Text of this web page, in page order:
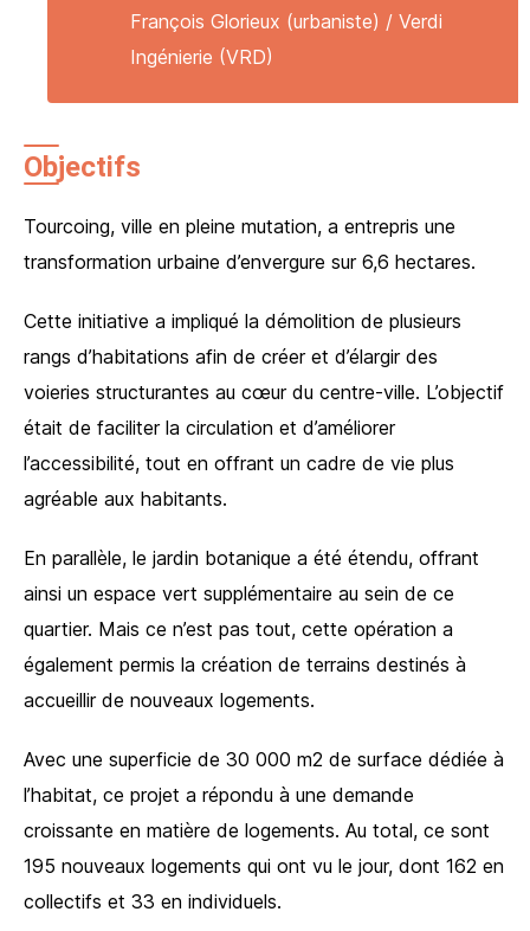
François Glorieux (urbaniste) / Verdi
Ingénierie (VRD)
Objectifs
Tourcoing, ville en pleine mutation, a entrepris une
transformation urbaine d’envergure sur 6,6 hectares.
Cette initiative a impliqué la démolition de plusieurs
rangs d’habitations afin de créer et d’élargir des
voieries structurantes au cœur du centre-ville. L’objectif
était de faciliter la circulation et d’améliorer
l’accessibilité, tout en offrant un cadre de vie plus
agréable aux habitants.
En parallèle, le jardin botanique a été étendu, offrant
ainsi un espace vert supplémentaire au sein de ce
quartier. Mais ce n’est pas tout, cette opération a
également permis la création de terrains destinés à
accueillir de nouveaux logements.
Avec une superficie de 30 000 m2 de surface dédiée à
l’habitat, ce projet a répondu à une demande
croissante en matière de logements. Au total, ce sont
195 nouveaux logements qui ont vu le jour, dont 162 en
collectifs et 33 en individuels.